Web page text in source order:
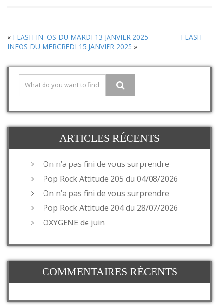
« FLASH INFOS DU MARDI 13 JANVIER 2025
FLASH
INFOS DU MERCREDI 15 JANVIER 2025 »
ARTICLES RÉCENTS
On n’a pas fini de vous surprendre
Pop Rock Attitude 205 du 04/08/2026
On n’a pas fini de vous surprendre
Pop Rock Attitude 204 du 28/07/2026
OXYGENE de juin
COMMENTAIRES RÉCENTS